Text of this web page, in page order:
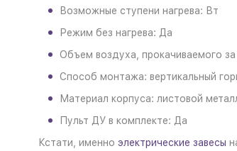
Возможные ступени нагрева: Вт
Режим без нагрева: Да
Объем воздуха, прокачиваемого
Способ монтажа: вертикальный
Материал корпуса: листовой
Пульт ДУ в комплекте: Да
Кстати, именно электрические завесы